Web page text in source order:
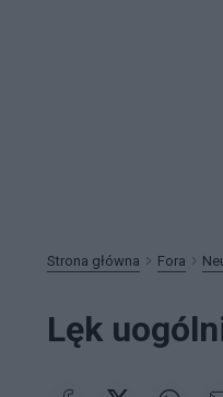
Strona główna Fora
Lęk